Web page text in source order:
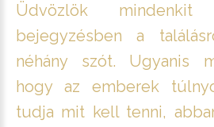
Üdvözlök
bejegyzésben a
néhány szót. Ugyanis
hogy az emberek
tudja mit kell tenni,